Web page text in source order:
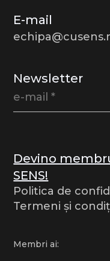
E-mail
Newsletter
Devino
SENS!
Politica de
Termeni și
Membri ai: